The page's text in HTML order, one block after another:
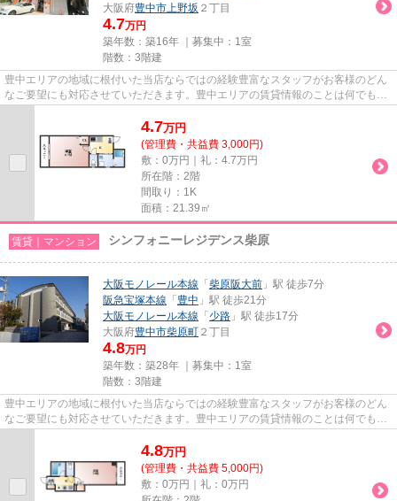
大阪府豊中市上野坂 ２丁目
4.7万円
築年数：築16年 ｜募集中： 1室
階数：3階建
豊中エリアの地域に根付いた当店ならではの経験豊富なスタッフがお客様のどん
なご要望にも対応させていただきます。豊中エリアの賃貸情報のことは何でもお
4.7万円
(管理費・共益費 3,000円)
敷：0万円｜礼：4.7万円
所在階：2階
間取り：1K
面積：21.39㎡
賃貸｜マンション シンフォニーレジデンス柴原
大阪モノレール本線 「 柴原阪大前 」駅 徒歩7分
阪急宝塚本線 「 豊中 」駅 徒歩21分
大阪モノレール本線 「 少路 」駅 徒歩17分
大阪府豊中市柴原町 ２丁目
4.8万円
築年数：築28年 ｜募集中： 1室
階数：3階建
豊中エリアの地域に根付いた当店ならではの経験豊富なスタッフがお客様のどん
なご要望にも対応させていただきます。豊中エリアの賃貸情報のことは何でもお
4.8万円
(管理費・共益費 5,000円)
敷：0万円｜礼：0万円